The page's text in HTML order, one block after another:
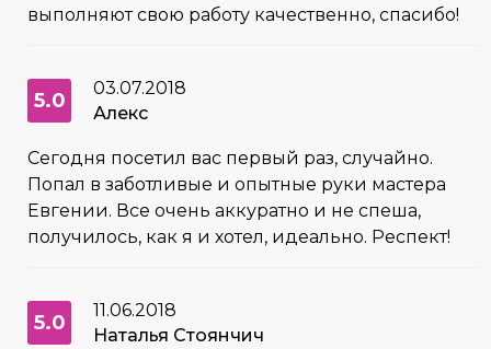
выполняют свою работу качественно, спасибо!
5.0
03.07.2018
Алекс
Сегодня посетил вас первый раз, случайно.
Попал в заботливые и опытные руки мастера
Евгении. Все очень аккуратно и не спеша,
получилось, как я и хотел, идеально. Респект!
5.0
11.06.2018
Наталья Стоянчич